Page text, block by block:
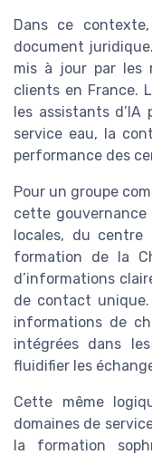
Dans ce
document
mis à jour par les
clients en France.
les assistants
service eau, la
performance des
Pour un groupe
cette
locales, du centre
formation de la
d’informations
de contact
informations de
intégrées dans
fluidifier les
Cette même
domaines de
la formation